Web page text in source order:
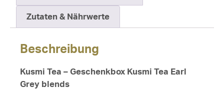
Zutaten & Nährwerte
Beschreibung
Kusmi Tea – Geschenkbox Kusmi Tea Earl
Grey blends